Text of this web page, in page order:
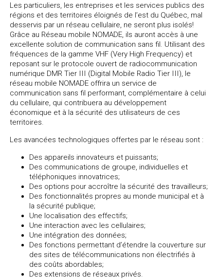
Les particuliers, les entreprises et les services publics des
régions et des territoires éloignés de l’est du Québec, mal
desservis par un réseau cellulaire, ne seront plus isolés!
Grâce au Réseau mobile NOMADE, ils auront accès à une
excellente solution de communication sans fil. Utilisant des
fréquences de la gamme VHF (Very High Frequency) et
reposant sur le protocole ouvert de radiocommunication
numérique DMR Tier III (Digital Mobile Radio Tier III), le
réseau mobile NOMADE offrira un service de
communication sans fil performant, complémentaire à celui
du cellulaire, qui contribuera au développement
économique et à la sécurité des utilisateurs de ces
territoires.
Les avancées technologiques offertes par le réseau sont :
Des appareils innovateurs et puissants;
Des communications de groupe, individuelles et
téléphoniques innovatrices;
Des options pour accroître la sécurité des travailleurs;
Des fonctionnalités propres au monde municipal et à
la sécurité publique;
Une localisation des effectifs;
Une interaction avec les cellulaires;
Une intégration des données;
Des fonctions permettant d’étendre la couverture sur
des sites de télécommunications non électrifiés à
des coûts abordables;
Des extensions de réseaux privés.